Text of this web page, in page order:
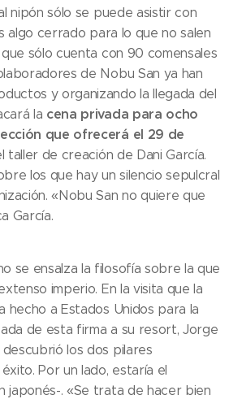
nipón sólo se puede asistir con
algo cerrado para lo que no salen
sólo cuenta con 90 comensales
de Nobu San ya han
y organizando la llegada del
la cena privada para ocho
que ofrecerá el 29 de
taller de creación de Dani García.
los que hay un silencio sepulcral
«Nobu San no quiere que
García.
se ensalza la filosofía sobre la que
imperio. En la visita que la
hecho a Estados Unidos para la
de esta firma a su resort, Jorge
los dos pilares
Por un lado, estaría el
japonés-. «Se trata de hacer bien